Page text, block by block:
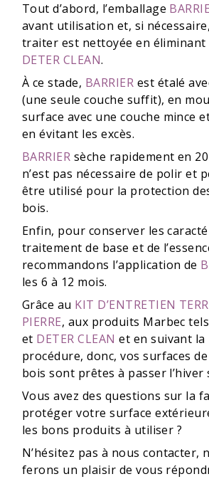
Tout d’abord, l’emballage
avant utilisation et, si
traiter est nettoyée en éliminant
DETER CLEAN.
À ce stade, BARRIER est étalé
(une seule couche suffit), en
surface avec une couche mince
en évitant les excès.
BARRIER sèche rapidement en
n’est pas nécessaire de polir et
être utilisé pour la protection
bois.
Enfin, pour conserver les
traitement de base et de
recommandons l’application de
les 6 à 12 mois.
Grâce au KIT D’ENTRETIEN
PIERRE, aux produits Marbec
et DETER CLEAN et en suivant la
procédure, donc, vos surfaces
bois sont prêtes à passer l’hiver
Vous avez des questions sur la
protéger votre surface
les bons produits à utiliser ?
N’hésitez pas à nous contacter,
ferons un plaisir de vous